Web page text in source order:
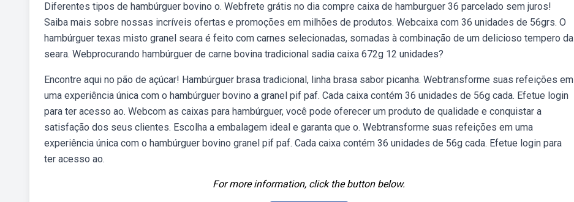
Diferentes tipos de hambúrguer bovino o. Webfrete grátis no dia compre caixa de hamburguer 36 parcelado sem juros!
Saiba mais sobre nossas incríveis ofertas e promoções em milhões de produtos. Webcaixa com 36 unidades de 56grs. O
hambúrguer texas misto granel seara é feito com carnes selecionadas, somadas à combinação de um delicioso tempero da
seara. Webprocurando hambúrguer de carne bovina tradicional sadia caixa 672g 12 unidades?
Encontre aqui no pão de açúcar! Hambúrguer brasa tradicional, linha brasa sabor picanha. Webtransforme suas refeições em
uma experiência única com o hambúrguer bovino a granel pif paf. Cada caixa contém 36 unidades de 56g cada. Efetue login
para ter acesso ao. Webcom as caixas para hambúrguer, você pode oferecer um produto de qualidade e conquistar a
satisfação dos seus clientes. Escolha a embalagem ideal e garanta que o. Webtransforme suas refeições em uma
experiência única com o hambúrguer bovino granel pif paf. Cada caixa contém 36 unidades de 56g cada. Efetue login para
ter acesso ao.
For more information, click the button below.